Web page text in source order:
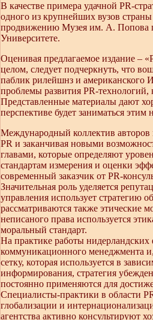
В качестве примера удачной PR-
одного из крупнейших вузов
продвижению Музея им. А. Попова
Университете.
Оценивая предлагаемое издание –
целом, следует подчеркнуть, что
паблик рилейшнз и
проблемы развития PR-
Представленные материалы дают
перспективе будет заниматься
Международный коллектив авторов
PR и заканчивая новыми
главами, которые определяют
стандартам измерения и оценки
современный заказчик от PR-
Значительная роль уделяется
управления использует стратегию
рассматриваются также этические
неписаного права используется
моральный стандарт.
На практике работы
коммуникационного менеджмента
сетку, которая используется в
информирования, стратегия
постоянно применяются для
Специалисты-практики в области
глобализации и
агентства активно консультируют